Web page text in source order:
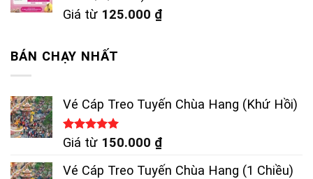
Giá từ 125.000 ₫
BÁN CHẠY NHẤT
Vé Cáp Treo Tuyến Chùa Hang (Khứ Hồi)
Được xếp
5 sao
Giá từ 150.000 ₫
Vé Cáp Treo Tuyến Chùa Hang (1 Chiều)